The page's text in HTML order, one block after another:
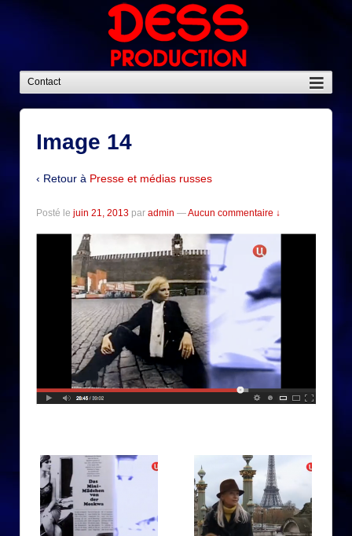
Image 14
‹ Retour à Presse et médias russes
Posté le juin 21, 2013 par admin —Aucun commentaire ↓